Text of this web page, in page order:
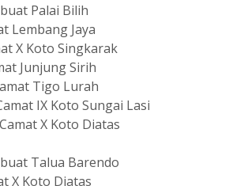
Palai Bilih
Lembang Jaya
X Koto Singkarak
Junjung Sirih
Tigo Lurah
IX Koto Sungai Lasi
X Koto Diatas
Talua Barendo
X Koto Diatas